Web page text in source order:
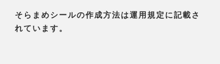
そらまめシールの作成方法は運用規定に記載さ
れています。